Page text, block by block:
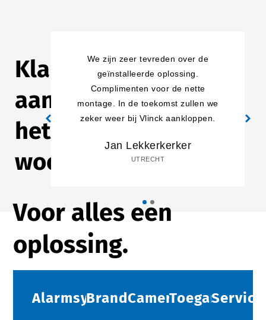
Klanten
aan
het
woord
We zijn zeer tevreden over de
geïnstalleerde oplossing.
Complimenten voor de nette
montage. In de toekomst zullen we
zeker weer bij Vlinck aankloppen.
Jan Lekkerkerker
UTRECHT
Voor alles een
oplossing.
AlarmsystemenBrandbeveiliging
Camerabeveiliging
Service